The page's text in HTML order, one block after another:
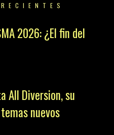
2026: ¿El fin del
All Diversion, su
nuevos